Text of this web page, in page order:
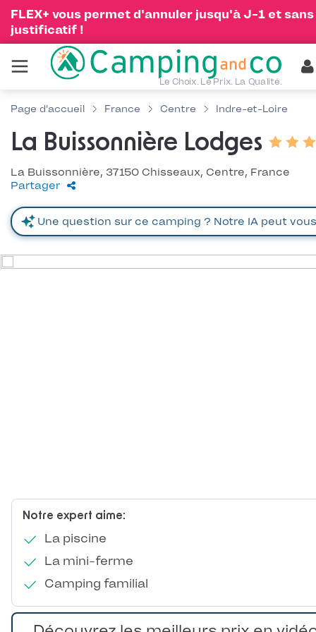
FLEX+ vous permet d'annuler jusqu'à J-1 et sans
justificatif !
Le Choix. Le Prix. La Qualité.
Page d'accueil France Centre Indre-et-Loire
La Buissonnière Lodges
La Buissonnière, 37150 Chisseaux, Centre, France
Partager
Notre expert aime:
La piscine
La mini-ferme
Camping familial